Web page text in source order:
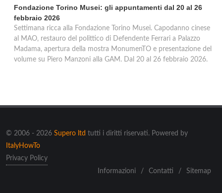
Fondazione Torino Musei: gli appuntamenti dal 20 al 26
febbraio 2026
Settimana ricca alla Fondazione Torino Musei. Capodanno cinese
al MAO, restauro del polittico di Defendente Ferrari a Palazzo
Madama, apertura della mostra MonumenTO e presentazione del
volume su Piero Manzoni alla GAM. Dal 20 al 26 febbraio 2026.
© 2006 - 2026 Supero ltd tutti i diritti riservati. Powered by
ItalyHowTo
Privacy Policy
Informazioni
/ Contatti / Sitemap